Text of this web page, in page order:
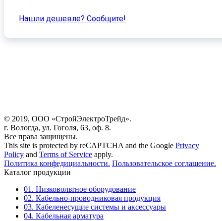
Нашли дешевле? Cообщите!
© 2019, ООО «СтройЭлектроТрейд».
г. Вологда, ул. Гоголя, 63, оф. 8.
Все права защищены.
This site is protected by reCAPTCHA and the Google Privacy
Policy and Terms of Service apply.
Политика конфедициальности. Пользовательское соглашение.
Каталог продукции
01. Низковольтное оборудование
02. Кабельно-проводниковая продукция
03. Кабеленесущие системы и аксессуары
04. Кабельная арматура